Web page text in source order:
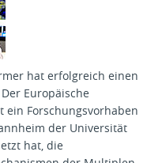
hat erfolgreich einen
Europäische
ein Forschungsvorhaben
der Universität
hat, die